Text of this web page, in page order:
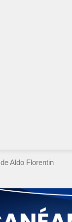
de Aldo Florentin